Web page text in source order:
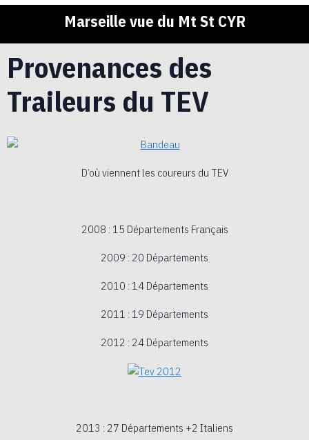
Marseille vue du Mt St CYR
Provenances des
Traileurs du TEV
D’où viennent les coureurs du TEV
2008 : 15 Départements Français
2009 : 20 Départements
2010 : 14 Départements
2011 : 19 Départements
2012 : 24 Départements
2013 : 27 Départements +2 Italiens